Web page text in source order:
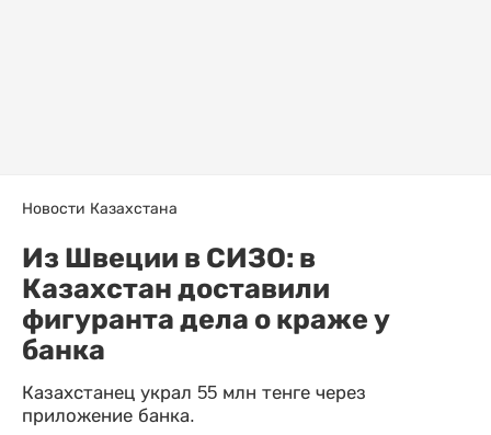
Новости Казахстана
Из Швеции в СИЗО: в
Казахстан доставили
фигуранта дела о краже у
банка
Казахстанец украл 55 млн тенге через
приложение банка.